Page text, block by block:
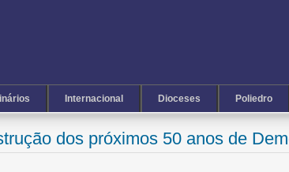
Internacional Dioceses Poliedro
dos próximos 50 anos de